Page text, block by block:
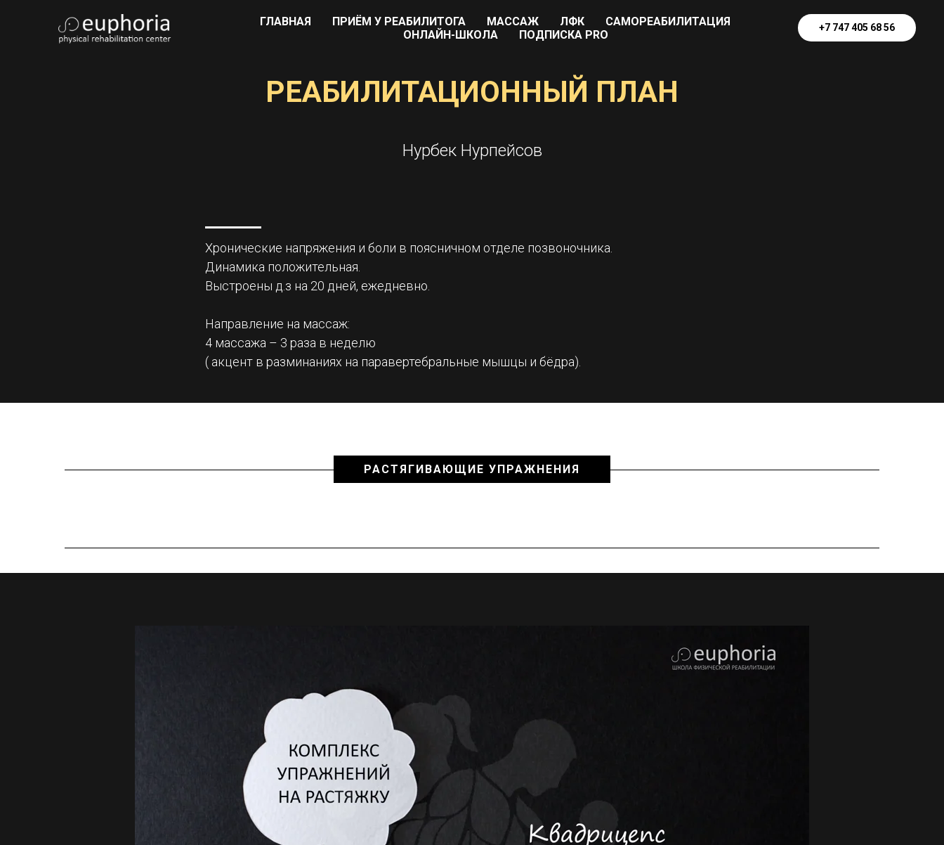
ГЛАВНАЯ ПРИЁМ У РЕАБИЛИТОГА МАССАЖ ЛФК
САМОРЕАБИЛИТАЦИЯ
ОНЛАЙН-ШКОЛА
ПОДПИСКА PRO
+7 747 405 68 56
РЕАБИЛИТАЦИОННЫЙ ПЛАН
Нурбек Нурпейсов
Хронические напряжения и боли в поясничном отделе позвоночника.
Динамика положительная.
Выстроены д.з на 20 дней, ежедневно.
Направление на массаж:
4 массажа – 3 раза в неделю
( акцент в разминаниях на паравертебральные мышцы и бёдра).
РАСТЯГИВАЮЩИЕ УПРАЖНЕНИЯ